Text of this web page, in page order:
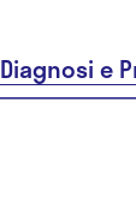
Diagnosi e